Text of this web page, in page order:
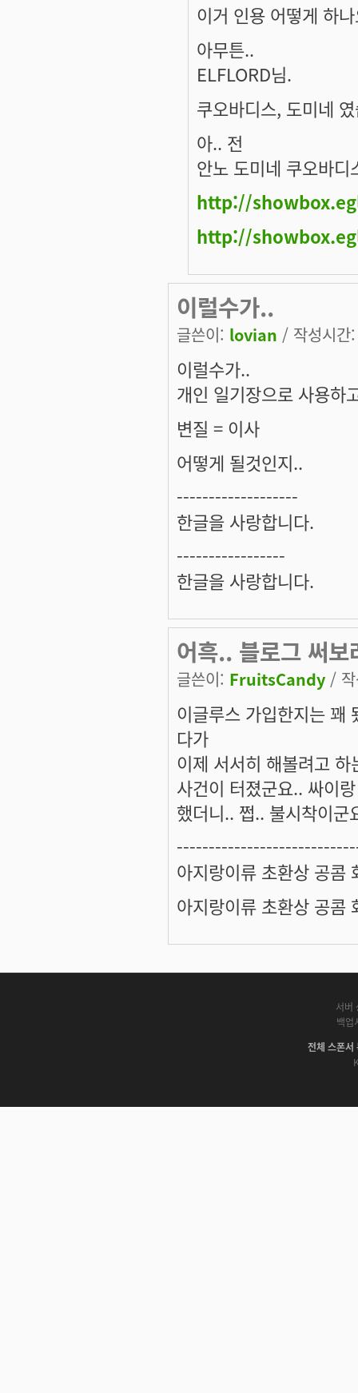
이거 인용 어떻게 하
아무튼..
ELFLORD님.
쿠오바디스, 도미네
아.. 전
안노 도미네 쿠오바디
http://
http://
이럴수가..
글쓴이: lovian / 작성시
이럴수가..
개인 일기장으로 사용하
변질 = 이사
어떻게 될것인지..
-------------------
한글을 사랑합니다.
-----------------
한글을 사랑합니다.
어흑.. 블로그 써
글쓴이: FruitsCandy /
이글루스 가입한지는 꽤
다가
이제 서서히 해볼려고
사건이 터졌군요.. 싸이
했더니.. 쩝.. 불시착이군
아지랑이류 초환상 공콤
아지랑이류 초환상 공콤
서버
백업
전체 스폰서